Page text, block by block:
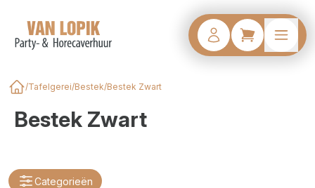
/Tafelgerei/Bestek/Bestek Zwart
Bestek Zwart
Categorieën